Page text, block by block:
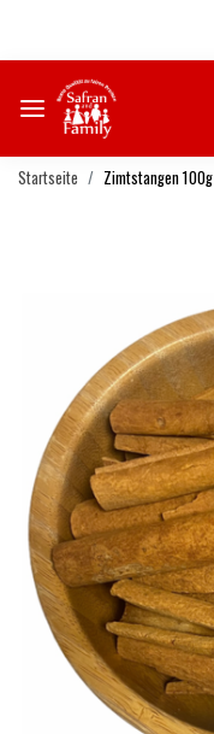
Startseite Zimtstangen 100g